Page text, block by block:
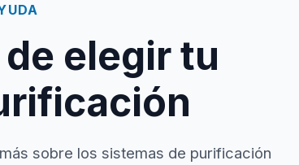
elegir tu
sobre los sistemas de purificación